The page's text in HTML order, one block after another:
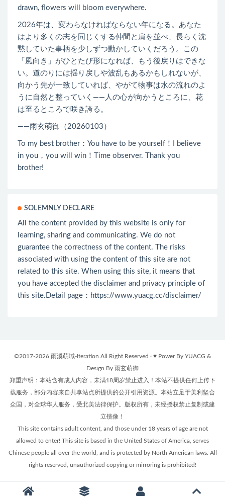
drawn, flowers will bloom everywhere.
2026年は、変わらなければならない年になる。あなた
はより多くの志を同じくする仲間と肩を並べ、長らく沈
黙していた事柄を少しずつ動かしていくだろう。この
「風向き」がひとたび形になれば、もう後戻りはできな
い。道のりには揺り戻しや波乱もあるかもしれないが、
向かう先が一致していれば、やがて物事は水の流れのよ
うに自然と整っていく――人の心が向かうところに、花
は至るところで咲き誇る。
——雨玄萌御（20260103）
To my best brother：You have to be yourself！I believe
in you，you will win！Time observer. Thank you
brother!
SOLEMNLY DECLARE
All the content provided by this website is only for
learning, sharing and communicating. We do not
guarantee the correctness of the content. The risks
associated with using the content of this site are not
related to this site. When using this site, it means that
you have accepted the disclaimer and privacy principle of
this site.Detail page： https://www.yuacg.cc/disclaimer/
©2017-2026 雨溪萌域-Iteration All Right Reserved · ♥ Power By YUACG &
Design By 雨玄萌御
郑重声明：本站含有成人内容，未满18周岁禁止进入！本站不提供任何上传下
载服务，部分内容来自共享站点所提供的公开引用资源。本站立足于美利坚合
众国，对全球华人服务，受北美法律保护。版权所有，未经授权禁止复制或建
立镜像！
This site contains adult content, and those under 18 years of age are not
allowed to enter! This site is based in the United States of America, serves
Chinese people all over the world, and is protected by North American laws. All
rights reserved, unauthorized copying or mirroring is prohibited!